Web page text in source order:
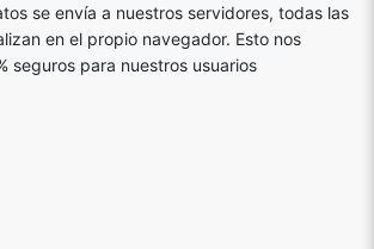
se envía a nuestros servidores, todas las
en el propio navegador. Esto nos
seguros para nuestros usuarios